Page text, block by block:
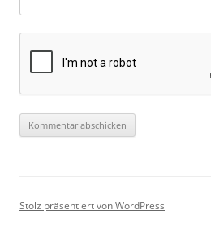
Stolz präsentiert von WordPress